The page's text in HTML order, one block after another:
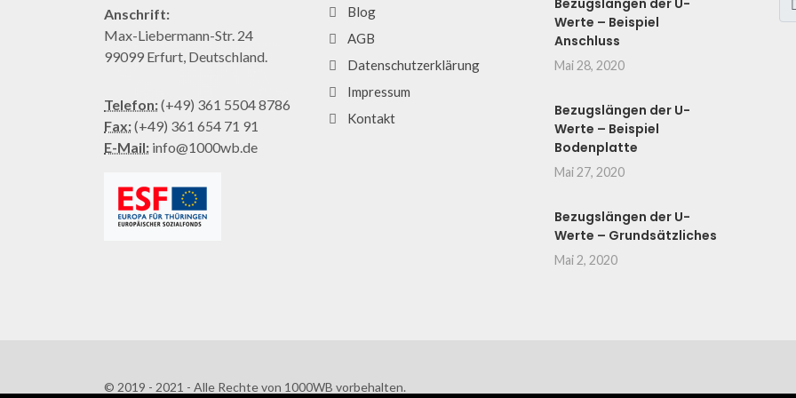
Anschrift:
Max-Liebermann-Str. 24
99099 Erfurt, Deutschland.
Telefon:(+49) 361 5504 8786
Fax:(+49) 361 654 71 91
E-Mail: info@1000wb.de
Blog
AGB
Datenschutzerklärung
Impressum
Kontakt
Bezugslängen der U-
Werte – Beispiel
Anschluss
Mai 28, 2020
Bezugslängen der U-
Werte – Beispiel
Bodenplatte
Mai 27, 2020
Bezugslängen der U-
Werte – Grundsätzliches
Mai 2, 2020
© 2019 - 2021 - Alle Rechte von 1000WB vorbehalten.